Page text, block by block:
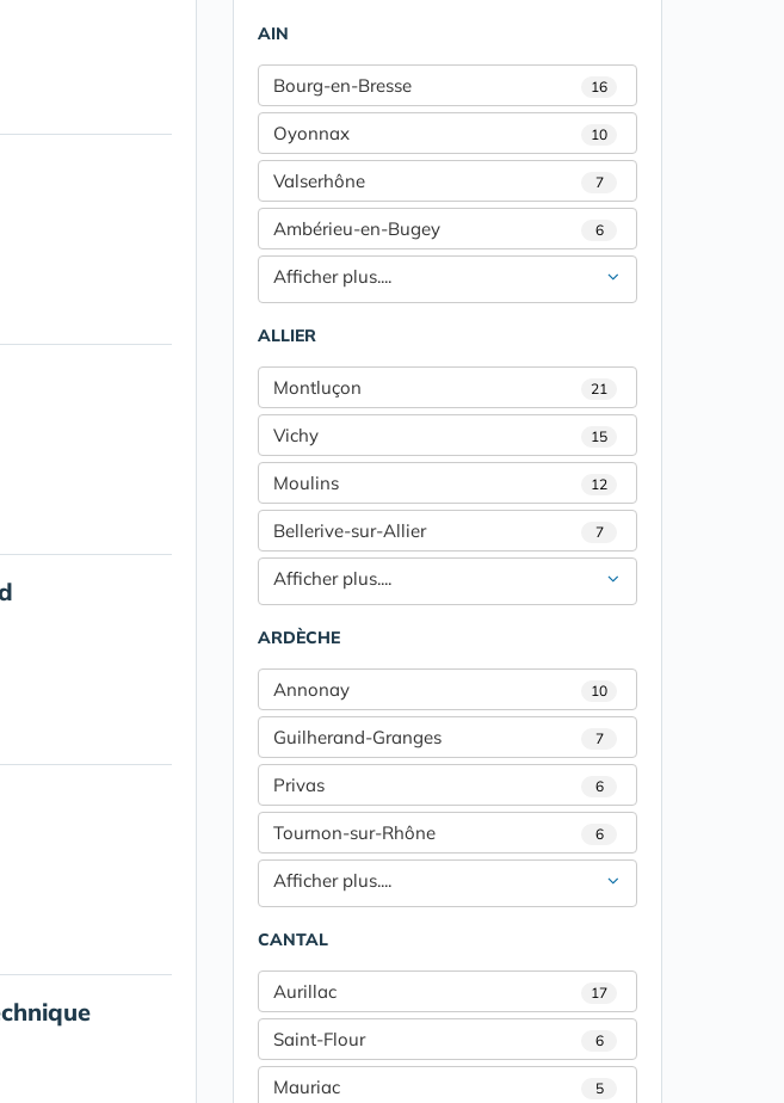
AIN
Bourg-en-Bresse 16
Oyonnax 10
Valserhône 7
Ambérieu-en-Bugey 6
Afficher plus....
ALLIER
Montluçon 21
Vichy 15
Moulins 12
Bellerive-sur-Allier 7
Afficher plus....
ARDÈCHE
Annonay 10
Guilherand-Granges 7
Privas 6
Tournon-sur-Rhône 6
Afficher plus....
CANTAL
Aurillac 17
Saint-Flour 6
Mauriac 5